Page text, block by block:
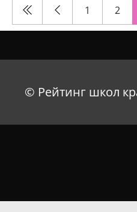
1 2
© Рейтинг школ